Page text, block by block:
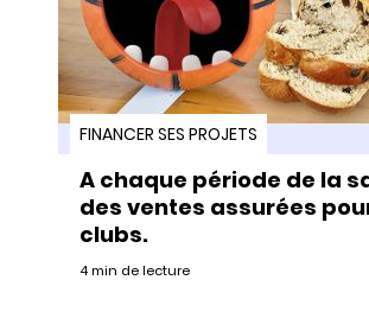
FINANCER SES PROJETS
A chaque période de la
des ventes assurées
clubs.
4 min de lecture